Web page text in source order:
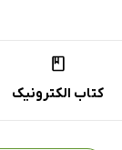
کتاب الکترونیک